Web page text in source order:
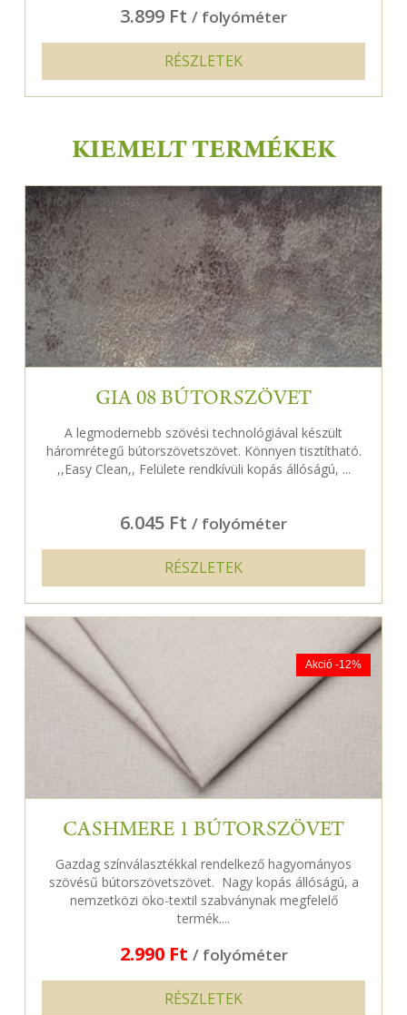
3.899 Ft / folyóméter
RÉSZLETEK
KIEMELT TERMÉKEK
GIA 08 BÚTORSZÖVET
A legmodernebb szövési technológiával készült
háromrétegű bútorszövetszövet. Könnyen tisztítható.
,,Easy Clean,, Felülete rendkívüli kopás állóságú, ...
6.045 Ft / folyóméter
RÉSZLETEK
Akció -12%
CASHMERE 1 BÚTORSZÖVET
Gazdag színválasztékkal rendelkező hagyományos
szövésű bútorszövetszövet. Nagy kopás állóságú, a
nemzetközi öko-textil szabványnak megfelelő
termék....
2.990 Ft / folyóméter
RÉSZLETEK